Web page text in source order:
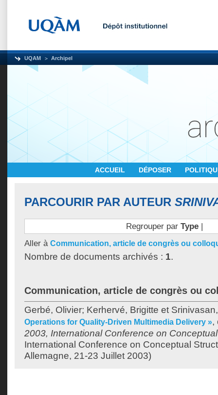
UQAM Archipel
ACCUEIL DÉPOSER
PARCOURIR PAR AUTEUR
Regrouper par Type|
Aller à Communication, article de congrès ou
Nombre de documents archivés : 1.
Communication, article de congrès ou
Gerbé, Olivier; Kerhervé, Brigitte et
Operations for Quality-Driven Multimedia Delivery »,
2003, International Conference on
International Conference on Conceptual
Allemagne, 21-23 Juillet 2003)